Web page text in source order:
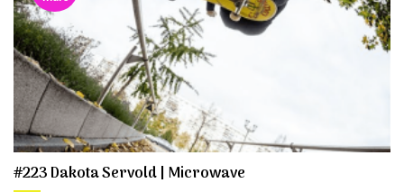
#223 Dakota Servold | Microwave